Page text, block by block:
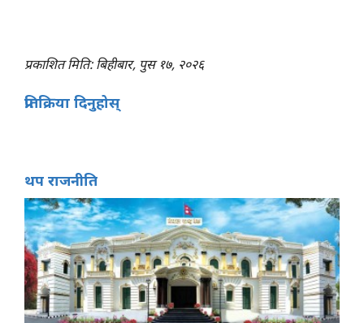
प्रकाशित मिति: बिहीबार, पुस १७, २०२६
प्रतिक्रिया दिनुहोस्
थप राजनीति